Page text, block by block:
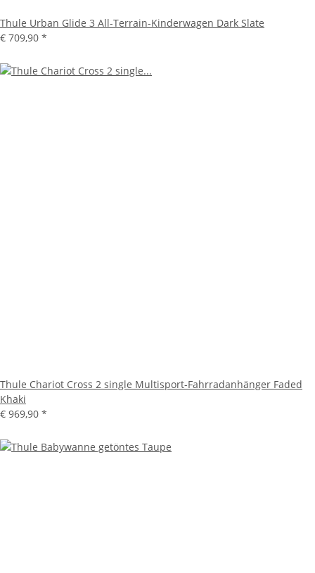
Thule Urban Glide 3 All-Terrain-Kinderwagen Dark Slate
€ 709,90 *
Thule Chariot Cross 2 single Multisport-Fahrradanhänger Faded
Khaki
€ 969,90 *